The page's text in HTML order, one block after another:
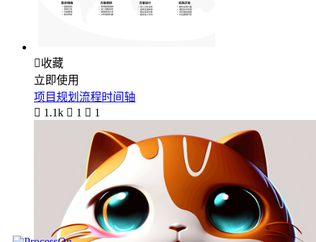
收藏
立即使用
项目规划流程时间轴
 1.1k  1  1